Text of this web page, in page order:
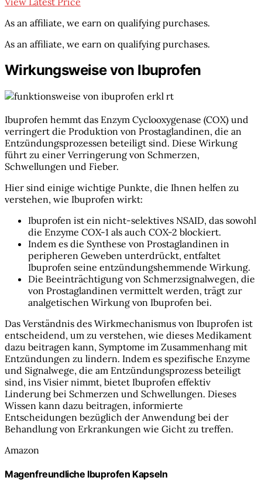
As an affiliate, we earn on qualifying purchases.
As an affiliate, we earn on qualifying purchases.
Wirkungsweise von Ibuprofen
Ibuprofen hemmt das Enzym Cyclooxygenase (COX) und
verringert die Produktion von Prostaglandinen, die an
Entzündungsprozessen beteiligt sind. Diese Wirkung
führt zu einer Verringerung von Schmerzen,
Schwellungen und Fieber.
Hier sind einige wichtige Punkte, die Ihnen helfen zu
verstehen, wie Ibuprofen wirkt:
Ibuprofen ist ein nicht-selektives NSAID, das sowohl
die Enzyme COX-1 als auch COX-2 blockiert.
Indem es die Synthese von Prostaglandinen in
peripheren Geweben unterdrückt, entfaltet
Ibuprofen seine entzündungshemmende Wirkung.
Die Beeinträchtigung von Schmerzsignalwegen, die
von Prostaglandinen vermittelt werden, trägt zur
analgetischen Wirkung von Ibuprofen bei.
Das Verständnis des Wirkmechanismus von Ibuprofen ist
entscheidend, um zu verstehen, wie dieses Medikament
dazu beitragen kann, Symptome im Zusammenhang mit
Entzündungen zu lindern. Indem es spezifische Enzyme
und Signalwege, die am Entzündungsprozess beteiligt
sind, ins Visier nimmt, bietet Ibuprofen effektiv
Linderung bei Schmerzen und Schwellungen. Dieses
Wissen kann dazu beitragen, informierte
Entscheidungen bezüglich der Anwendung bei der
Behandlung von Erkrankungen wie Gicht zu treffen.
Amazon
Magenfreundliche Ibuprofen Kapseln